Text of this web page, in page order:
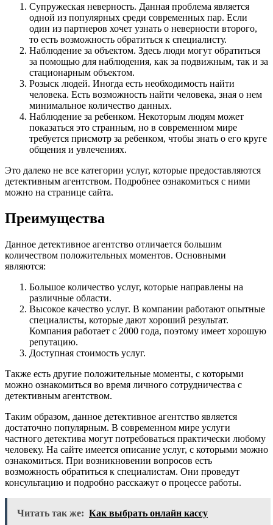
Супружеская неверность. Данная проблема является
одной из популярных среди современных пар. Если
один из партнеров хочет узнать о неверности второго,
то есть возможность обратиться к специалисту.
Наблюдение за объектом. Здесь люди могут обратиться
за помощью для наблюдения, как за подвижным, так и за
стационарным объектом.
Розыск людей. Иногда есть необходимость найти
человека. Есть возможность найти человека, зная о нем
минимальное количество данных.
Наблюдение за ребенком. Некоторым людям может
показаться это странным, но в современном мире
требуется присмотр за ребенком, чтобы знать о его круге
общения и увлечениях.
Это далеко не все категории услуг, которые предоставляются
детективным агентством. Подробнее ознакомиться с ними
можно на странице сайта.
Преимущества
Данное детективное агентство отличается большим
количеством положительных моментов. Основными
являются:
Большое количество услуг, которые направлены на
различные области.
Высокое качество услуг. В компании работают опытные
специалисты, которые дают хороший результат.
Компания работает с 2000 года, поэтому имеет хорошую
репутацию.
Доступная стоимость услуг.
Также есть другие положительные моменты, с которыми
можно ознакомиться во время личного сотрудничества с
детективным агентством.
Таким образом, данное детективное агентство является
достаточно популярным. В современном мире услуги
частного детектива могут потребоваться практически любому
человеку. На сайте имеется описание услуг, с которыми можно
ознакомиться. При возникновении вопросов есть
возможность обратиться к специалистам. Они проведут
консультацию и подробно расскажут о процессе работы.
Читать так же: Как выбрать онлайн кассу